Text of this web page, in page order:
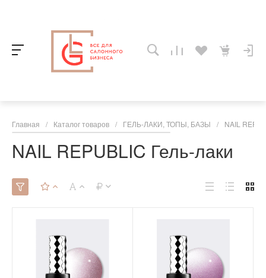
Главная / Каталог товаров / ГЕЛЬ-ЛАКИ, ТОПЫ, БАЗЫ / NAIL
NAIL REPUBLIC Гель-лаки